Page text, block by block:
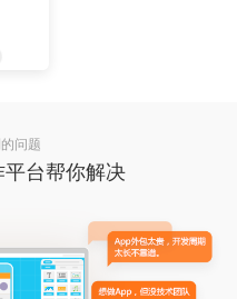
问题
台帮你解决